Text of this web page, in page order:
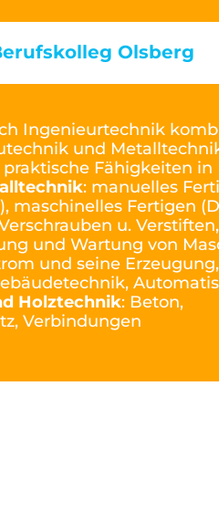
Olsberg
Ingenieurtechnik
und
Fähigkeiten in
: manuelles
maschinelles Fertigen
u.
und Wartung von
und seine Erzeugung,
Holztechnik: Beton,
Verbindungen